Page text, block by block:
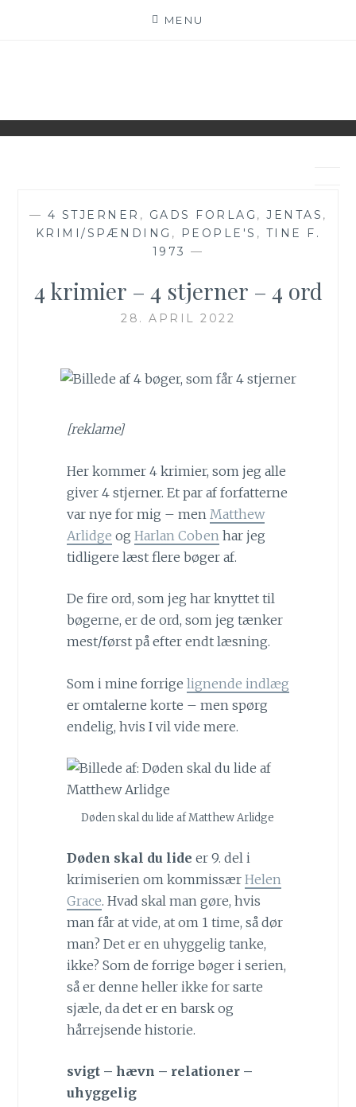
MENU
— 4 STJERNER , GADS FORLAG , JENTAS ,
KRIMI/SPÆNDING , PEOPLE'S , TINE F.
1973 —
4 krimier – 4 stjerner – 4 ord
28. APRIL 2022
[reklame]
Her kommer 4 krimier, som jeg alle
giver 4 stjerner. Et par af forfatterne
var nye for mig – men Matthew
Arlidge og Harlan Coben har jeg
tidligere læst flere bøger af.
De fire ord, som jeg har knyttet til
bøgerne, er de ord, som jeg tænker
mest/først på efter endt læsning.
Som i mine forrige lignende indlæg
er omtalerne korte – men spørg
endelig, hvis I vil vide mere.
Døden skal du lide af Matthew Arlidge
Døden skal du lide er 9. del i
krimiserien om kommissær Helen
Grace. Hvad skal man gøre, hvis
man får at vide, at om 1 time, så dør
man? Det er en uhyggelig tanke,
ikke? Som de forrige bøger i serien,
så er denne heller ikke for sarte
sjæle, da det er en barsk og
hårrejsende historie.
svigt – hævn – relationer –
uhyggelig